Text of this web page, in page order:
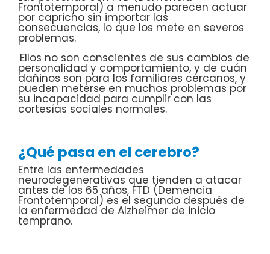
Frontotemporal) a menudo parecen actuar
por capricho sin importar las
consecuencias, lo que los mete en severos
problemas.
Ellos no son conscientes de sus cambios de
personalidad y comportamiento, y de cuán
dañinos son para los familiares cercanos, y
pueden meterse en muchos problemas por
su incapacidad para cumplir con las
cortesías sociales normales.
¿Qué pasa en el cerebro?
Entre las enfermedades
neurodegenerativas que tienden a atacar
antes de los 65 años, FTD (Demencia
Frontotemporal) es el segundo después de
la enfermedad de Alzheimer de inicio
temprano.